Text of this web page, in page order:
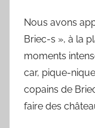
Nous avons
Briec-s », à la
moments
car, pique-
copains de
faire des